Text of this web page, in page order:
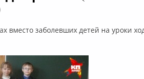
вместо заболевших детей на уроки